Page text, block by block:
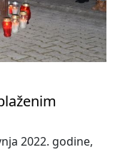
2022. godine,